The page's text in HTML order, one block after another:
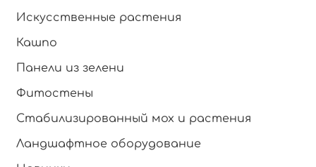
Искусственные растения
Кашпо
Панели из зелени
Фитостены
Стабилизированный мох и растения
Ландшафтное оборудование